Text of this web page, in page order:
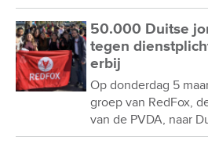
50.000 Duitse
tegen
erbij
Op donderdag 5
groep van RedFox,
van de PVDA, naar